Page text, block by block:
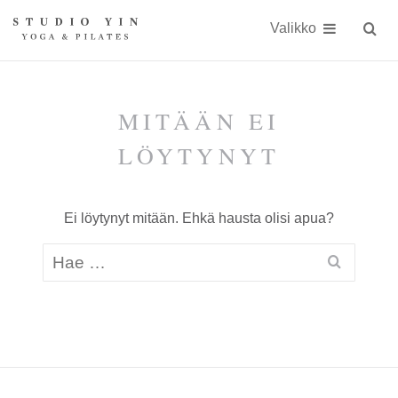
sisällöön
Studio
Studio
Yin
kokonaisvaltaiseen
kehonhuoltoon
jooga-
Pilates-
keskellä
Valikko
Hae
MITÄÄN EI
LÖYTYNYT
Ei löytynyt mitään. Ehkä hausta olisi apua?